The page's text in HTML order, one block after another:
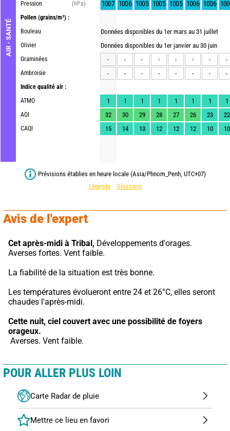
AIR - SANTÉ
Pression
(hPa)
Pollen (grains/m³) :
Bouleau
Olivier
Graminées
Ambroisie
Indice qualité air :
ATMO
AQI
CAQI
1007 1006 1005 1005 1005 1006 1006
Données disponibles du 1er mars au 31 juillet
Données disponibles du 1er janvier au 30 juin
-
- - - - - -
-
-
- - - - - - -
1 1 1 1 1 1 1
1
32
30 29 28 27 26 23
22
15
14 13 12 12 12 10 10
Prévisions établies en heure locale (Asia/Phnom_Penh, UTC+07)
Légende
Glossaire
Avis de l'expert
Cet après-midi à Tribal, Développements d'orages.
Averses fortes. Vent faible.
La fiabilité de la situation est très bonne.
Les températures évolueront entre 24 et 26°C, elles seront
chaudes l'après-midi.
Cette nuit, ciel couvert avec une possibilité de foyers
orageux.
Averses. Vent faible.
POUR ALLER PLUS LOIN
Carte Radar de pluie